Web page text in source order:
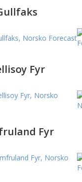
Fyr
Fyr